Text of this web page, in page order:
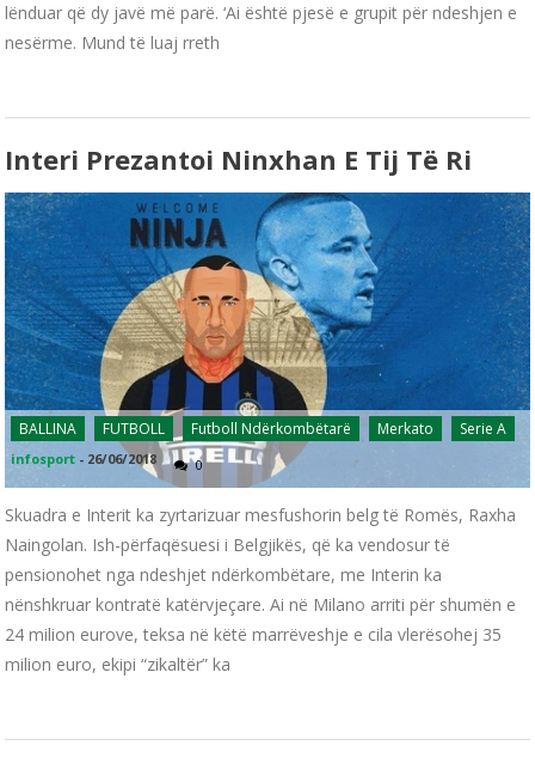
lënduar që dy javë më parë. ‘Ai është pjesë e grupit për ndeshjen e
nesërme. Mund të luaj rreth
Interi Prezantoi Ninxhan E Tij Të Ri
BALLINA FUTBOLL Futboll Ndërkombëtarë Merkato Serie A
infosport - 26/06/2018 0
Skuadra e Interit ka zyrtarizuar mesfushorin belg të Romës, Raxha
Naingolan. Ish-përfaqësuesi i Belgjikës, që ka vendosur të
pensionohet nga ndeshjet ndërkombëtare, me Interin ka
nënshkruar kontratë katërvjeçare. Ai në Milano arriti për shumën e
24 milion eurove, teksa në këtë marrëveshje e cila vlerësohej 35
milion euro, ekipi “zikaltër” ka